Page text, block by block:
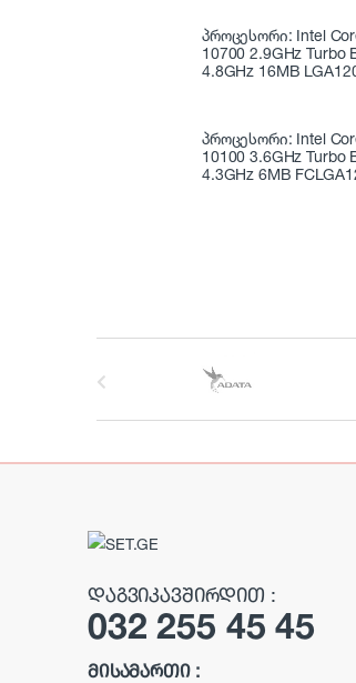
პროცესორი: Intel
10700 2.9GHz Turbo
4.8GHz 16MB
პროცესორი: Intel
10100 3.6GHz Turbo
4.3GHz 6MB
ᲓᲐᲒᲕᲘᲙᲐᲕᲨᲘᲠᲓᲘᲗ :
032 255 45 45
ᲛᲘᲡᲐᲛᲐᲠᲗᲘ :